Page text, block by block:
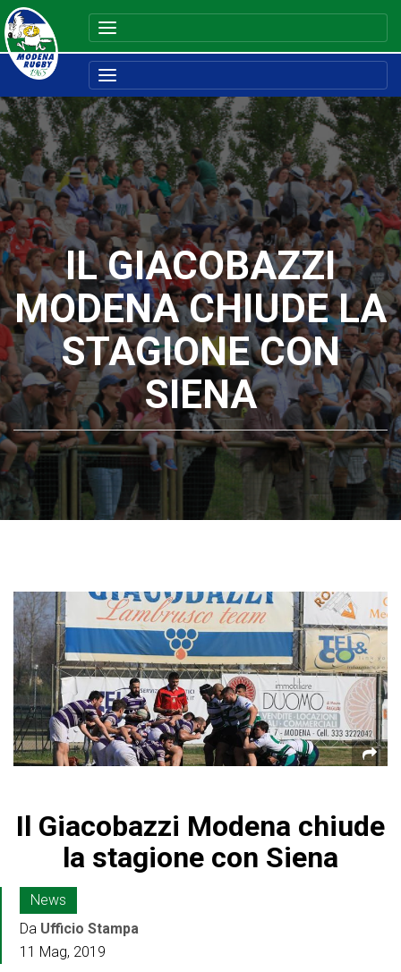
IL GIACOBAZZI
MODENA CHIUDE LA
STAGIONE CON
SIENA
Il Giacobazzi Modena chiude
la stagione con Siena
News
Da Ufficio Stampa
11 Mag, 2019